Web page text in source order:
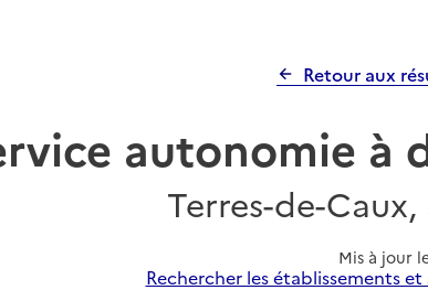
Retour aux
autonomie à
Terres-de-Caux,
Mis à jour
Rechercher les établissements